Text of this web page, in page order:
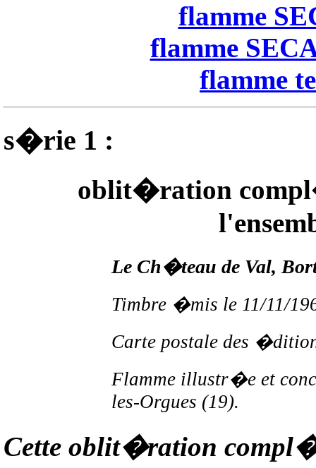
flamme
flamme
flamme
s�rie 1 :
oblit�ration
Le Ch�teau de Val,
Timbre �mis le 11/11/
Carte postale des
Flamme illustr�e et
les-Orgues (19).
Cette oblit�ration